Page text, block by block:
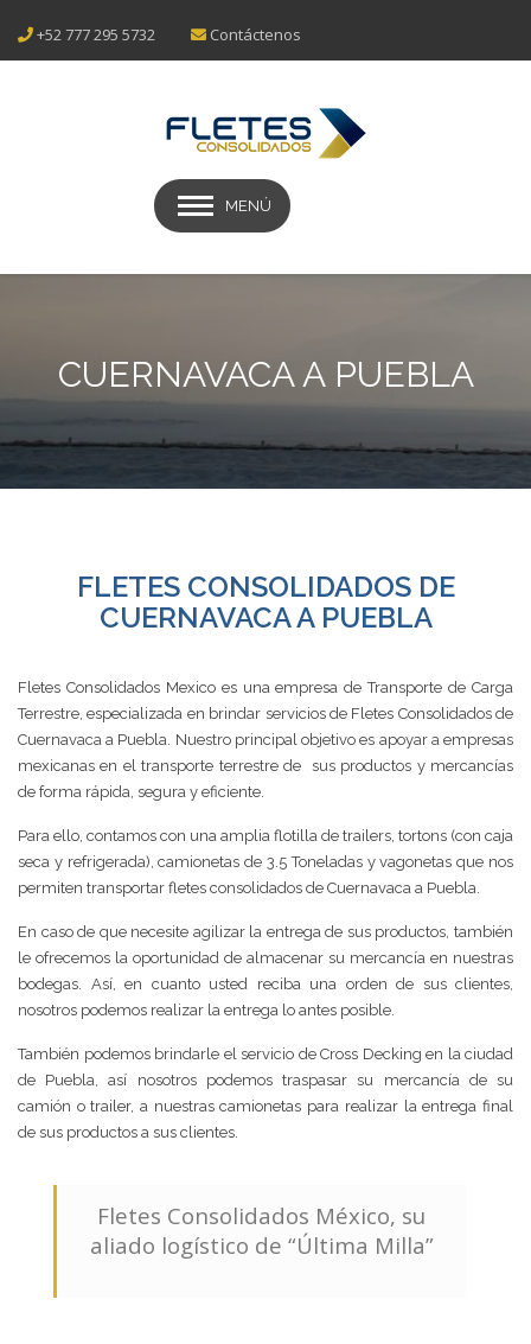
+52 777 295 5732 Contáctenos
MENÚ
CUERNAVACA A PUEBLA
FLETES CONSOLIDADOS DE
CUERNAVACA A PUEBLA
Fletes Consolidados Mexico es una empresa de Transporte de Carga
Terrestre, especializada en brindar servicios de Fletes Consolidados de
Cuernavaca a Puebla. Nuestro principal objetivo es apoyar a empresas
mexicanas en el transporte terrestre de sus productos y mercancías
de forma rápida, segura y eficiente.
Para ello, contamos con una amplia flotilla de trailers, tortons (con caja
seca y refrigerada), camionetas de 3.5 Toneladas y vagonetas que nos
permiten transportar fletes consolidados de Cuernavaca a Puebla.
En caso de que necesite agilizar la entrega de sus productos, también
le ofrecemos la oportunidad de almacenar su mercancía en nuestras
bodegas. Así, en cuanto usted reciba una orden de sus clientes,
nosotros podemos realizar la entrega lo antes posible.
También podemos brindarle el servicio de Cross Decking en la ciudad
de Puebla, así nosotros podemos traspasar su mercancía de su
camión o trailer, a nuestras camionetas para realizar la entrega final
de sus productos a sus clientes.
Fletes Consolidados México, su
aliado logístico de “Última Milla”